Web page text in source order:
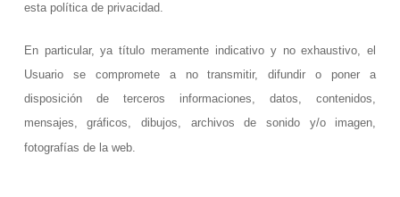
esta política de privacidad.
En particular, ya título meramente indicativo y no exhaustivo, el
Usuario se compromete a no transmitir, difundir o poner a
disposición de terceros informaciones, datos, contenidos,
mensajes, gráficos, dibujos, archivos de sonido y/o imagen,
fotografías de la web.